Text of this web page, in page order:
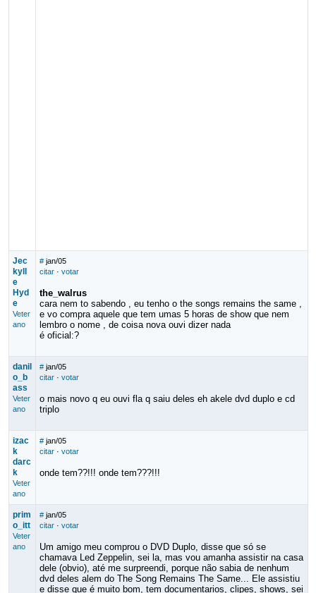
Jec
kyll
e
Hyd
e
Veter
ano
# jan/05
citar· votar
the_walrus
cara nem to sabendo , eu tenho o the songs remains the same ,
e vo compra aquele que tem umas 5 horas de show que nem
lembro o nome , de coisa nova ouvi dizer nada
é oficial:?
danil
o_b
ass
Veter
ano
# jan/05
citar· votar
o mais novo q eu ouvi fla q saiu deles eh akele dvd duplo e cd
triplo
izac
k
darc
k
Veter
ano
# jan/05
citar· votar
onde tem??!!! onde tem???!!!
prim
o_itt
Veter
ano
# jan/05
citar· votar
Um amigo meu comprou o DVD Duplo, disse que só se
chamava Led Zeppelin, sei la, mas vou amanha assistir na casa
dele (obvio), até me surpreendi, porque não sabia de nenhum
dvd deles alem do The Song Remains The Same... Ele assistiu
e disse que é muito bom, tem documentarios, clipes, shows, sei